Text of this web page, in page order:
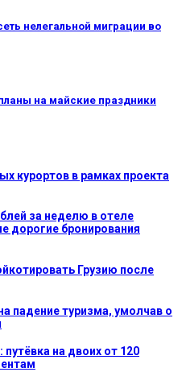
нелегальной миграции во
на майские праздники
курортов в рамках проекта
за неделю в отеле
дорогие бронирования
Грузию после
падение туризма, умолчав о
на двоих от 120